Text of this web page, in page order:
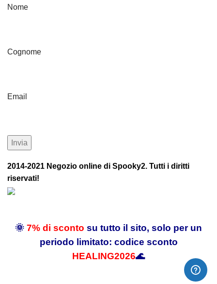
Nome
Cognome
Email
2014-2021 Negozio online di Spooky2. Tutti i diritti
riservati!
🌞 7% di sconto su tutto il sito, solo per un
periodo limitato: codice sconto
HEALING2026🌊